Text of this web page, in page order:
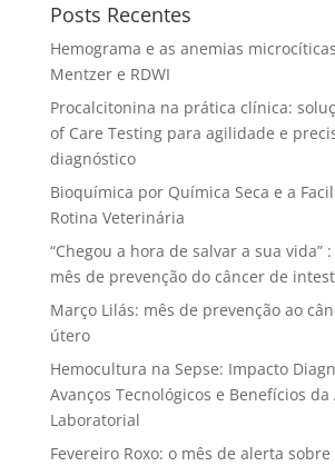
Posts Recentes
Hemograma e as anemias
Mentzer e RDWI
Procalcitonina na prática clínica:
of Care Testing para agilidade e
diagnóstico
Bioquímica por Química Seca e a
Rotina Veterinária
“Chegou a hora de salvar a sua vida”
mês de prevenção do câncer de
Março Lilás: mês de prevenção ao
útero
Hemocultura na Sepse: Impacto
Avanços Tecnológicos e Benefícios
Laboratorial
Fevereiro Roxo: o mês de alerta